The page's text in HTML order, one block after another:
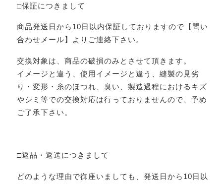
□保証につきまして
商品発送日から10日以内保証しておりますので【問い
合わせメール】よりご連絡下さい。
交換対象は、商品の破損のみとさせて頂きます。
イメージと違う、使用イメージと違う、縫製の見劣
り・変形・糸のほつれ、臭い、製造過程におけるキズ
やシミ等での交換対応は行っておりませんので、予め
ご了承下さい。
□返品・返送につきまして
どのような理由で御座いましても、発送日から10日以